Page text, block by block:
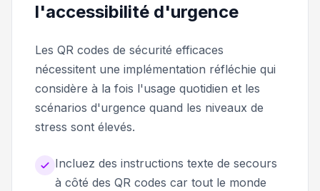
l'accessibilité d'urgence
Les QR codes de sécurité efficaces
nécessitent une implémentation réfléchie qui
considère à la fois l'usage quotidien et les
scénarios d'urgence quand les niveaux de
stress sont élevés.
Incluez des instructions texte de secours
à côté des QR codes car tout le monde